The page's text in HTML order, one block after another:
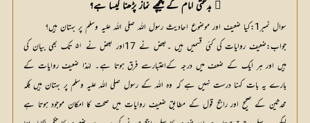
 بدعتی امام کے پیچھے نماز پڑھنا کیسا ہے؟
سوال نمبر1:کیا ضعیف اور موضوع احادیث رسول اللہ صلی اللہ علیہ وسلم پر بہتان ہیں؟
جواب:ضعیف روایات کی کئی قسمیں ہیں ۔بعض نے 17اور بعض نے ۵۱ تک بھی بیان کی
ہیں اور ہر ایک کے ضعف میں درجہ کےاعتبارسے فرق ہوتا ہے۔ لہٰذا ضعیف روایات کے
بارے یہ بات کہنا درست نہیں ہے کہ وہ اللہ کے رسول صلی اللہ علیہ وسلم پر بہتان ہیں بلکہ
محدثین کے صحیح اور راجح قول کے مطابق ضعیف روایات میں صحت کا امکان موجود ہوتا ہے